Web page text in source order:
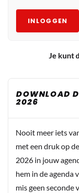
INLOGGEN
Je kunt
DOWNLOAD
2026
Nooit meer iets
met een druk op
2026 in jouw
hem in de agenda
mis geen seconde